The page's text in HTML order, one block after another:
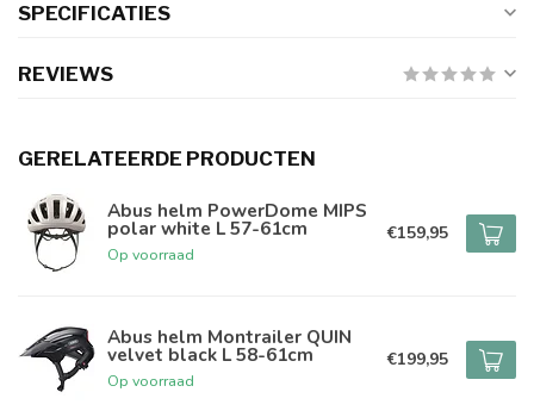
SPECIFICATIES
REVIEWS
GERELATEERDE PRODUCTEN
Abus helm PowerDome MIPS
polar white L 57-61cm
Op voorraad
€159,95
Abus helm Montrailer QUIN
velvet black L 58-61cm
Op voorraad
€199,95